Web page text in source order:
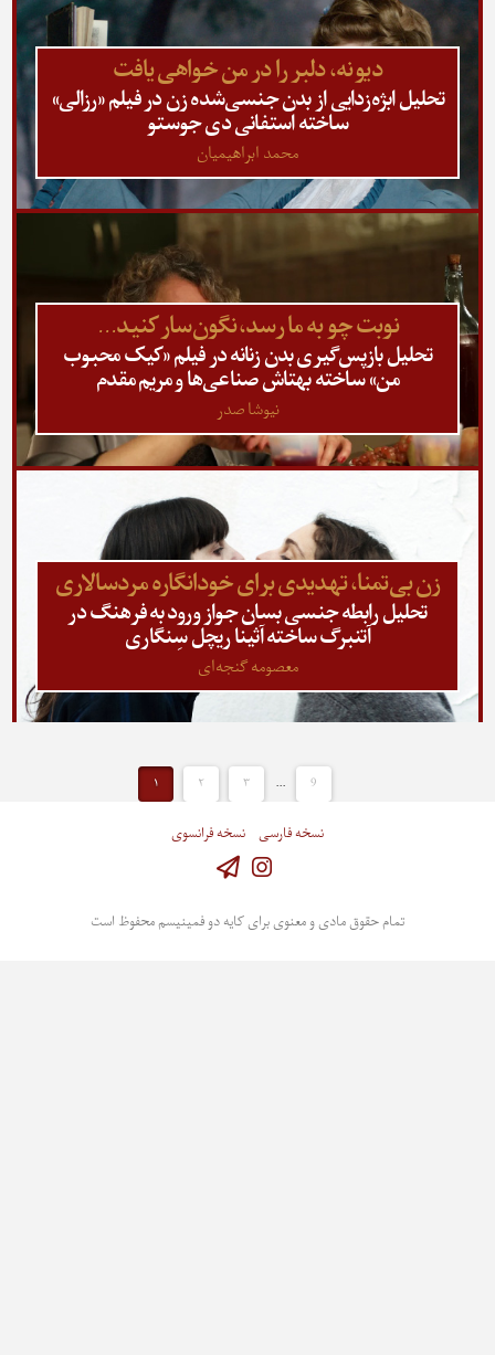
دیو نه، دلبر را در من خواهی یافت
تحلیل ابژه‌زدایی از بدن جنسی‌شده زن در فیلم «رزالی»
ساخته استفانی دی جوستو
محمد ابراهیمیان
نوبت چو به ما رسد، نگون‌سار کنید…
تحلیل بازپس‌گیری بدن زنانه در فیلم «کیک محبوب
من» ساخته بهتاش صناعی‌ها و مریم مقدم
نیوشا صدر
زن بی‌تمنا، تهدیدی برای خودانگاره مردسالاری
تحلیل رابطه جنسی بسان جواز ورود به فرهنگ در
آتنبرگ ساخته آثینا ریچل سِنگاری
معصومه گنجه‌ای
۱ ۲ ۳ ... 9
نسخه فارسی نسخه فرانسوی
تمام حقوق مادی و معنوی برای کایه دو فمینیسم محفوظ است